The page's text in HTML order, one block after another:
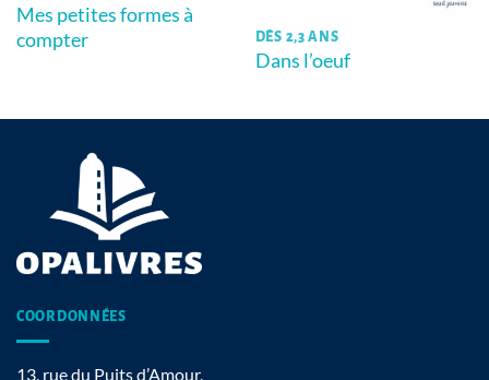
Mes petites formes à
compter
DÈS 2,3 ANS
Dans l’oeuf
COORDONNÉES
13, rue du Puits d’Amour,